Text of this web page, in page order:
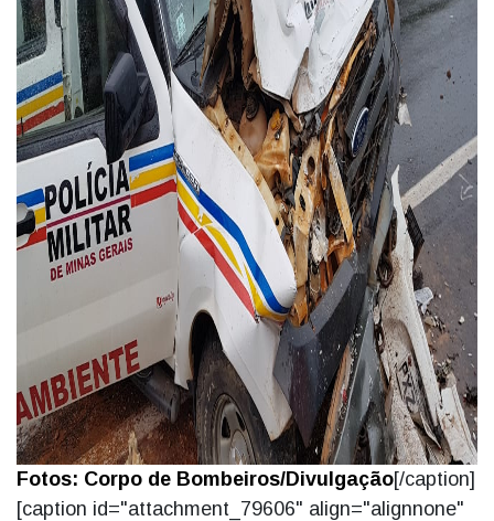
Fotos: Corpo de Bombeiros/Divulgação[/caption]
[caption id="attachment_79606" align="alignnone"